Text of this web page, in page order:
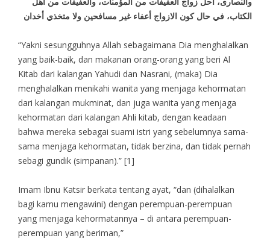
الكتاب، في حال كون الازواج أعفاء غير مسافحين ولا متخذي أخدان
“Yakni sesungguhnya Allah sebagaimana Dia menghalalkan
yang baik-baik, dan makanan orang-orang yang beri Al
Kitab dari kalangan Yahudi dan Nasrani, (maka) Dia
menghalalkan menikahi wanita yang menjaga kehormatan
dari kalangan mukminat, dan juga wanita yang menjaga
kehormatan dari kalangan Ahli kitab, dengan keadaan
bahwa mereka sebagai suami istri yang sebelumnya sama-
sama menjaga kehormatan, tidak berzina, dan tidak pernah
sebagi gundik (simpanan).” [1]
Imam Ibnu Katsir berkata tentang ayat, “dan (dihalalkan
bagi kamu mengawini) dengan perempuan-perempuan
yang menjaga kehormatannya – di antara perempuan-
perempuan yang beriman,”